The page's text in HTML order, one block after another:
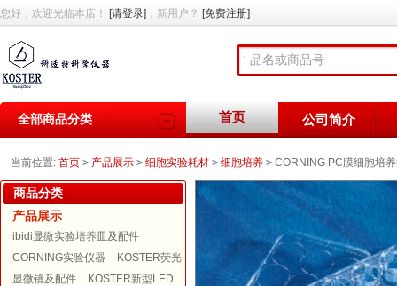
您好，欢迎光临本店！ [请登录] ，新用户？ [免费注册]
全部商品分类 首页 公司简介
当前位置: 首页 > 产品展示 > 细胞实验耗材 > 细胞培养 > CORNING PC膜细胞培
商品分类
产品展示
ibidi显微实验培养皿及配件
CORNING实验仪器
KOSTER荧光
显微镜及配件
KOSTER新型LED